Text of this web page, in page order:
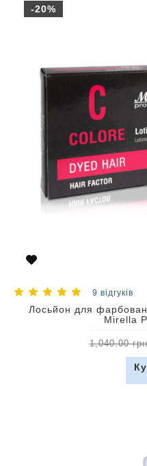
-20%
9 відгуків
Лосьйон для
Mirella
1,040.00